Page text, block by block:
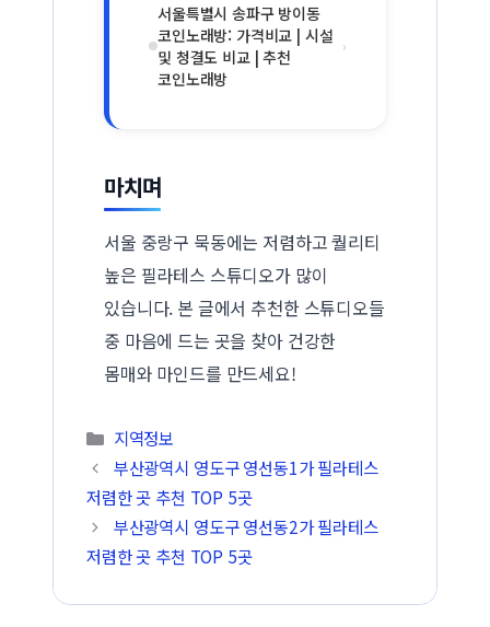
서울특별시 송파구 방이동
코인노래방: 가격비교 | 시설
및 청결도 비교 | 추천
코인노래방
›
마치며
서울 중랑구 묵동에는 저렴하고 퀄리티
높은 필라테스 스튜디오가 많이
있습니다. 본 글에서 추천한 스튜디오들
중 마음에 드는 곳을 찾아 건강한
몸매와 마인드를 만드세요!
카테고리
지역정보
부산광역시 영도구 영선동1가 필라테스
저렴한 곳 추천 TOP 5곳
부산광역시 영도구 영선동2가 필라테스
저렴한 곳 추천 TOP 5곳